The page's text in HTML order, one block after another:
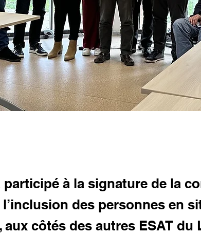
participé à la signature de la
des personnes en
aux côtés des autres ESAT du